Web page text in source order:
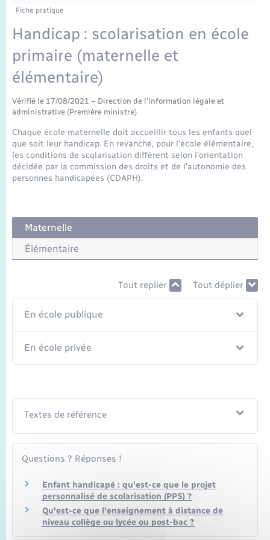
Mariage – PACS
Parrainage civil
Fiche pratique
Handicap : scolarisation en école
primaire (maternelle et
élémentaire)
Vérifié le 17/08/2021 – Direction de l'information légale et
administrative (Première ministre)
Chaque école maternelle doit accueillir tous les enfants quel
que soit leur handicap. En revanche, pour l'école élémentaire,
les conditions de scolarisation diffèrent selon l'orientation
décidée par la commission des droits et de l'autonomie des
personnes handicapées (CDAPH).
Maternelle
Élémentaire
Tout replier Tout déplier
En école publique
En école privée
Textes de référence
Questions ? Réponses !
Enfant handicapé : qu'est-ce que le projet
personnalisé de scolarisation (PPS) ?
Qu'est-ce que l'enseignement à distance de
niveau collège ou lycée ou post-bac ?